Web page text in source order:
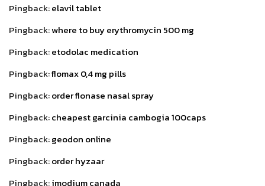
Pingback:elavil tablet
Pingback:where to buy erythromycin 500 mg
Pingback:etodolac medication
Pingback:flomax 0,4 mg pills
Pingback:order flonase nasal spray
Pingback:cheapest garcinia cambogia 100caps
Pingback:geodon online
Pingback:order hyzaar
Pingback:imodium canada